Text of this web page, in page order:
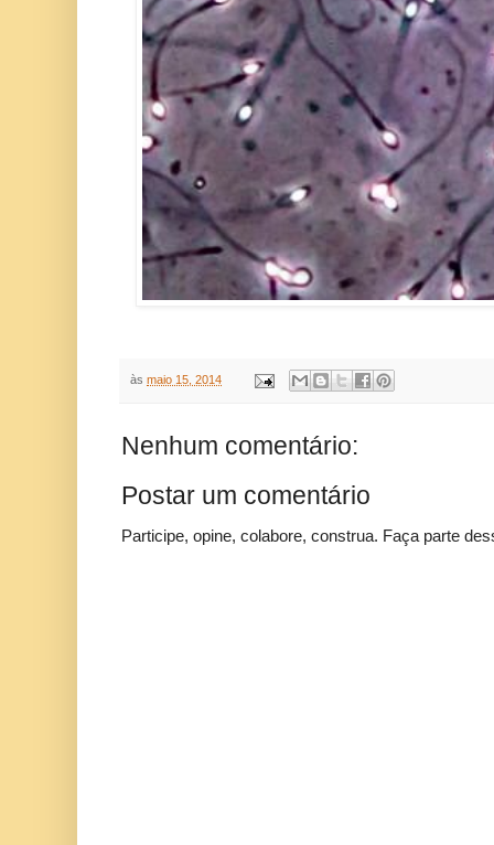
às maio 15, 2014
Nenhum comentário:
Postar um comentário
Participe, opine, colabore, construa. Faça parte